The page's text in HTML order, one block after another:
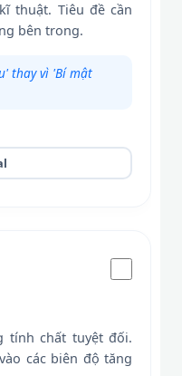
thuật. Tiêu đề cần
bên trong.
thay vì 'Bí mật
tính chất tuyệt đối.
các biên độ tăng